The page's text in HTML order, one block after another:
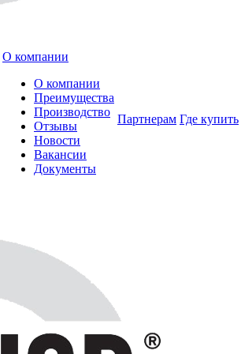
О компании
О компании
Преимущества
Производство
Отзывы
Новости
Вакансии
Документы
Партнерам Где купить